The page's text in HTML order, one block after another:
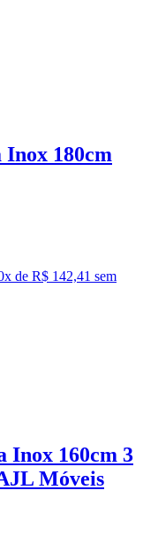
Inox 180cm
x de R$ 142,41 sem
Inox 160cm 3
Móveis